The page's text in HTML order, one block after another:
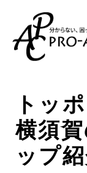
トッ
横須
ップ